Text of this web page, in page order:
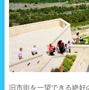
旧市街を一望できる絶